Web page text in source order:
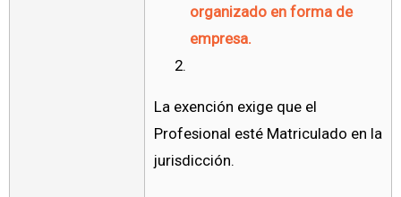
organizado en forma de
empresa.
La exención exige que el
Profesional esté Matriculado en la
jurisdicción.